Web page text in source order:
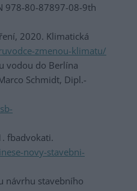
978-80-87897-08-9th
2020. Klimatická
zmenou-klimatu/
vodou do Berlína
Schmidt, Dipl.-
fbadvokati.
novy-stavebni-
návrhu stavebního